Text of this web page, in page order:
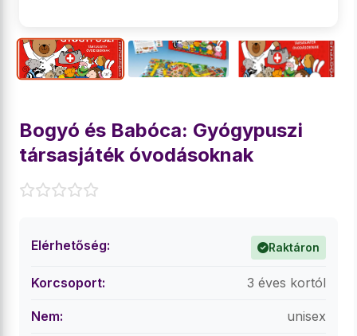
Bogyó és Babóca: Gyógypuszi
társasjáték óvodásoknak
Elérhetőség: Raktáron
Korcsoport: 3 éves kortól
Nem: unisex